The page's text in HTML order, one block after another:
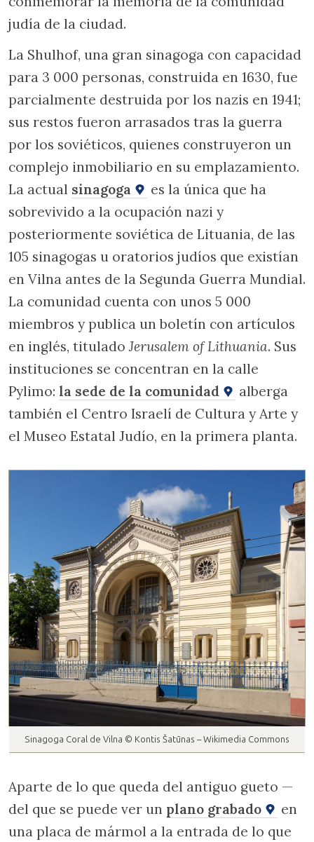
judía de la ciudad.
La Shulhof, una gran sinagoga con capacidad
para 3 000 personas, construida en 1630, fue
parcialmente destruida por los nazis en 1941;
sus restos fueron arrasados tras la guerra
por los soviéticos, quienes construyeron un
complejo inmobiliario en su emplazamiento.
La actual sinagoga
es la única que ha
sobrevivido a la ocupación nazi y
posteriormente soviética de Lituania, de las
105 sinagogas u oratorios judíos que existían
en Vilna antes de la Segunda Guerra Mundial.
La comunidad cuenta con unos 5 000
miembros y publica un boletín con artículos
en inglés, tituladoJerusalem of Lithuania. Sus
instituciones se concentran en la calle
Pylimo: la sede de la comunidad
alberga
también el Centro Israelí de Cultura y Arte y
el Museo Estatal Judío, en la primera planta.
Sinagoga Coral de Vilna © Kontis Šatūnas – Wikimedia Commons
Aparte de lo que queda del antiguo gueto —
del que se puede ver un plano grabado
en
una placa de mármol a la entrada de lo que